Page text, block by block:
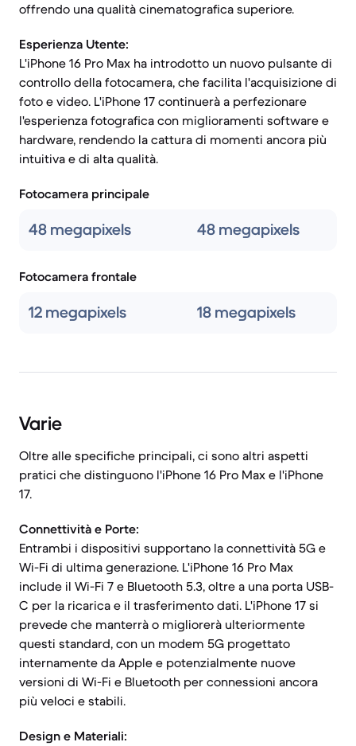
offrendo una qualità cinematografica superiore.
Esperienza Utente:
L'iPhone 16 Pro Max ha introdotto un nuovo pulsante di
controllo della fotocamera, che facilita l'acquisizione di
foto e video. L'iPhone 17 continuerà a perfezionare
l'esperienza fotografica con miglioramenti software e
hardware, rendendo la cattura di momenti ancora più
intuitiva e di alta qualità.
Fotocamera principale
48 megapixels 48 megapixels
Fotocamera frontale
12 megapixels 18 megapixels
Varie
Oltre alle specifiche principali, ci sono altri aspetti
pratici che distinguono l'iPhone 16 Pro Max e l'iPhone
17.
Connettività e Porte:
Entrambi i dispositivi supportano la connettività 5G e
Wi-Fi di ultima generazione. L'iPhone 16 Pro Max
include il Wi-Fi 7 e Bluetooth 5.3, oltre a una porta USB-
C per la ricarica e il trasferimento dati. L'iPhone 17 si
prevede che manterrà o migliorerà ulteriormente
questi standard, con un modem 5G progettato
internamente da Apple e potenzialmente nuove
versioni di Wi-Fi e Bluetooth per connessioni ancora
più veloci e stabili.
Design e Materiali: